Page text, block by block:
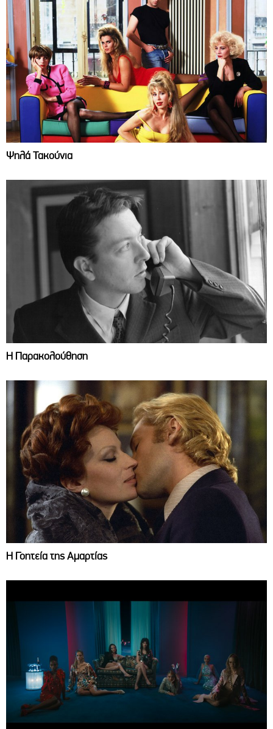
Ψηλά Τακούνια
Η Παρακολούθηση
Η Γοητεία της Αμαρτίας